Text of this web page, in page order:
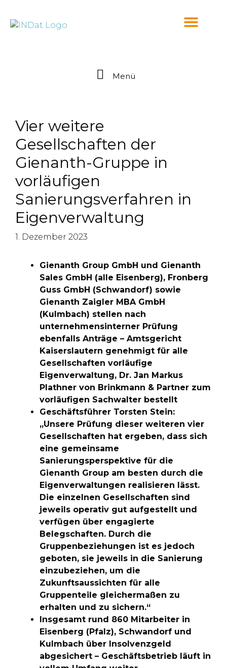
Menü
Vier weitere
Gesellschaften der
Gienanth-Gruppe in
vorläufigen
Sanierungsverfahren in
Eigenverwaltung
1. Dezember 2023
Gienanth Group GmbH und Gienanth
Sales GmbH (alle Eisenberg), Fronberg
Guss GmbH (Schwandorf) sowie
Gienanth Zaigler MBA GmbH
(Kulmbach) stellen nach
unternehmensinterner Prüfung
ebenfalls Anträge – Amtsgericht
Kaiserslautern genehmigt für alle
Gesellschaften vorläufige
Eigenverwaltung, Dr. Jan Markus
Plathner von Brinkmann & Partner zum
vorläufigen Sachwalter bestellt
Geschäftsführer Torsten Stein:
„Unsere Prüfung dieser weiteren vier
Gesellschaften hat ergeben, dass sich
eine gemeinsame
Sanierungsperspektive für die
Gienanth Group am besten durch die
Eigenverwaltungen realisieren lässt.
Die einzelnen Gesellschaften sind
jeweils operativ gut aufgestellt und
verfügen über engagierte
Belegschaften. Durch die
Gruppenbeziehungen ist es jedoch
geboten, sie jeweils in die Sanierung
einzubeziehen, um die
Zukunftsaussichten für alle
Gruppenteile gleichermaßen zu
erhalten und zu sichern.“
Insgesamt rund 860 Mitarbeiter in
Eisenberg (Pfalz), Schwandorf und
Kulmbach über Insolvenzgeld
abgesichert – Geschäftsbetrieb läuft in